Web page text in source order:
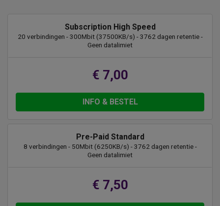
Subscription High Speed
20 verbindingen - 300Mbit (37500KB/s) - 3762 dagen retentie -
Geen datalimiet
€ 7,00
INFO & BESTEL
Pre-Paid Standard
8 verbindingen - 50Mbit (6250KB/s) - 3762 dagen retentie -
Geen datalimiet
€ 7,50